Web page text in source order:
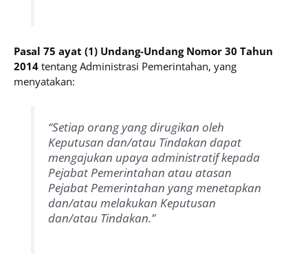
Pasal 75 ayat (1) Undang-Undang Nomor 30 Tahun
2014 tentang Administrasi Pemerintahan, yang
menyatakan:
“Setiap orang yang dirugikan oleh
Keputusan dan/atau Tindakan dapat
mengajukan upaya administratif kepada
Pejabat Pemerintahan atau atasan
Pejabat Pemerintahan yang menetapkan
dan/atau melakukan Keputusan
dan/atau Tindakan.”